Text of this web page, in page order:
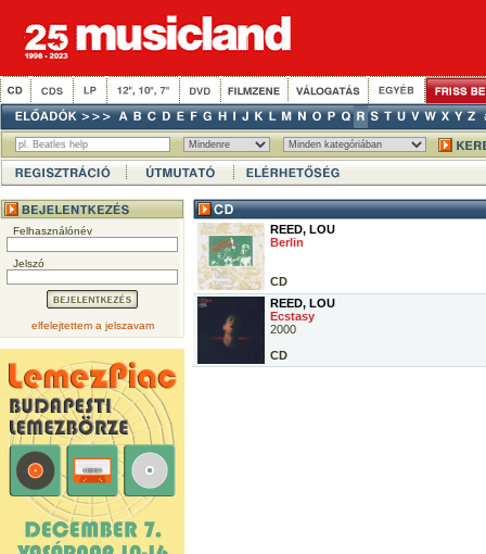
Felhasználónév
Jelszó
elfelejtettem a jelszavam
REED, LOU
Berlin
CD
REED, LOU
Ecstasy
2000
CD